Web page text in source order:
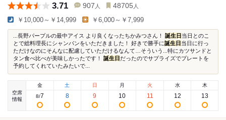
3.71 907 人 48705 人
￥10,000～￥14,999 ￥6,000～￥7,999
...長野パープルの最中アイス より良くなったちかみつさん！ 誕生日 当日とのこ
とで総料理長にシャンパンをいただきました！ 好きで勝手に誕生日 当日に行っ
ただけなのにそんなに配慮していただけるなんて…そういう...特にカツサンドと
タン食べ比べが美味しかったです！ 誕生日だったのでサプライズでプレートを
予約してくれていたみたいで...
空席
情報
金
8/7
土
8
日
9
月
10
火
11
水
12
木
13